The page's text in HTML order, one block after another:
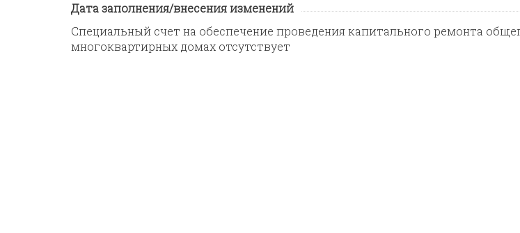
Дата заполнения/внесения изменений
Специальный счет на обеспечение проведения капитального ремонта
многоквартирных домах отсутствует